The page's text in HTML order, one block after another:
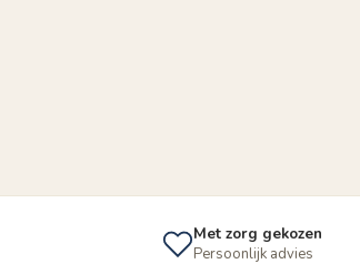
Met zorg gekozen
Persoonlijk advies